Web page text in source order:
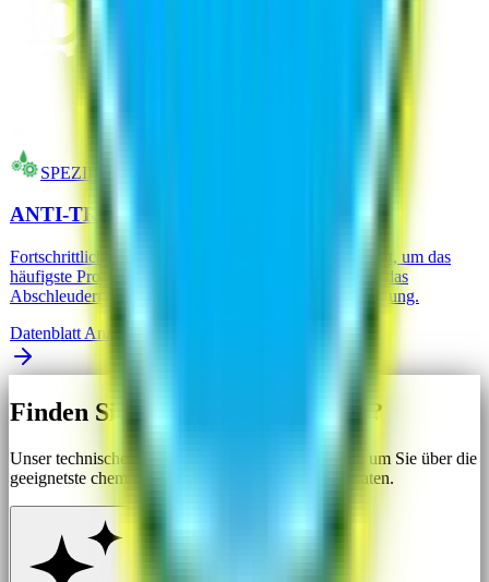
SPEZIFISCHE SCHMIERMITTEL
ANTI-TROPF-MOTORRADFETT
Fortschrittliches Kettenchmiermittel. Speziell entwickelt, um das
häufigste Problem von Motorradfahrern zu beseitigen: das
Abschleudern von Fett auf das Hinterrad und die Kleidung.
Datenblatt Analysieren
Finden Sie nicht, was Sie suchen?
Unser technisches Team steht Ihnen zur Verfügung, um Sie über die
geeignetste chemische Lösung für Ihren Fall zu beraten.